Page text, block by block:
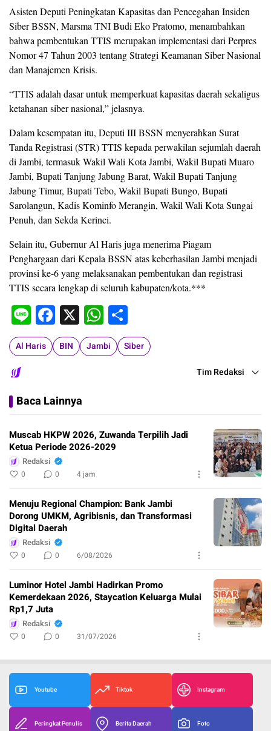
Asisten Deputi Peningkatan Kapasitas dan Pencegahan Insiden
Siber BSSN, Marsma TNI Budi Eko Pratomo, menambahkan
bahwa pembentukan TTIS merupakan implementasi dari Perpres
Nomor 47 Tahun 2003 tentang Strategi Keamanan Siber Nasional
dan Manajemen Krisis.
“TTIS adalah dasar untuk memperkuat kapasitas daerah sekaligus
ketahanan siber nasional,” jelasnya.
Dalam kesempatan itu, Deputi III BSSN menyerahkan Surat
Tanda Registrasi (STR) TTIS kepada perwakilan sejumlah daerah
di Jambi, termasuk Wakil Wali Kota Jambi, Wakil Bupati Muaro
Jambi, Bupati Tanjung Jabung Barat, Wakil Bupati Tanjung
Jabung Timur, Bupati Tebo, Wakil Bupati Bungo, Bupati
Sarolangun, Kadis Kominfo Merangin, Wakil Wali Kota Sungai
Penuh, dan Sekda Kerinci.
Selain itu, Gubernur Al Haris juga menerima Piagam
Penghargaan dari Kepala BSSN atas keberhasilan Jambi menjadi
provinsi ke-6 yang melaksanakan pembentukan dan registrasi
TTIS secara lengkap di seluruh kabupaten/kota.***
LineFacebook
X WhatsApp
Al Haris BIN Jambi Siber
Tim Redaksi
Baca Lainnya
Muscab HKPW 2026, Zuwanda Terpilih Jadi
Ketua Periode 2026-2029
Redaksi
0 0 4 jam
Menuju Regional Champion: Bank Jambi
Dorong UMKM, Agribisnis, dan Transformasi
Digital Daerah
Redaksi
0 0 6/08/2026
Luminor Hotel Jambi Hadirkan Promo
Kemerdekaan 2026, Staycation Keluarga Mulai
Rp1,7 Juta
Redaksi
0 0 31/07/2026
Youtube Tiktok Instagram
Peringkat Penulis Berita Daerah Foto